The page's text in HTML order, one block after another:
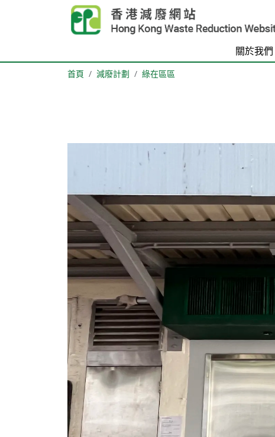
Skip to main content
關於我們
首頁 減廢計劃 綠在區區